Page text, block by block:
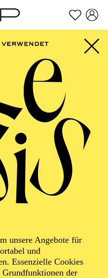
Footer springen
unsere Angebote für
und
Essenzielle Cookies
der
2026
u. Gastspieldirektion OTTO